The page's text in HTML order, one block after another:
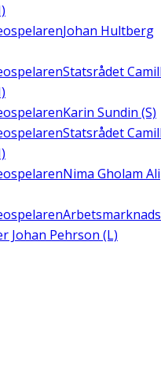
Johan Hultberg
Statsrådet
Karin Sundin (S)
Statsrådet
Nima Gholam Ali
Johan Pehrson (L)